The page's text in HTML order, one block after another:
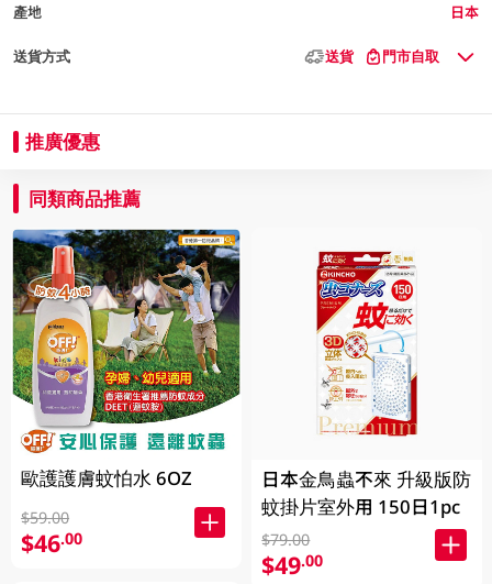
產地 日本
送貨方式 送貨 門市自取
推廣優惠
同類商品推薦
歐護護膚蚊怕水 6OZ
$59.00
$46.00
日本金鳥蟲不來 升級版防
蚊掛片室外用 150日1pc
$79.00
$49.00